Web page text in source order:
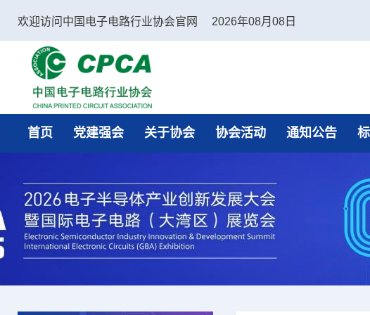
欢迎访问中国电子电路行业协会官网 2026年08月08日
中国电子电路行业协会
首页 党建强会 关于协会 协会活动 通知公告